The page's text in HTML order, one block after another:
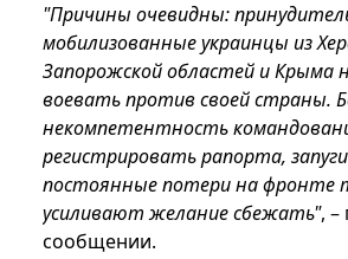
"Причины очевидны:
мобилизованные украинцы из
Запорожской областей и Крыма
воевать против своей страны.
некомпетентность
регистрировать рапорта,
постоянные потери на фронте
усиливают желание сбежать", –
сообщении.